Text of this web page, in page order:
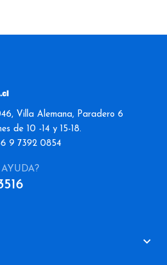
Villa Alemana, Paradero 6
de 10 -14 y 15-18.
9 7392 0854
